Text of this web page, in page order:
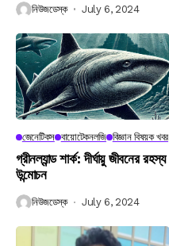
নিউজডেস্ক July 6, 2024
জেনেটিকস বায়োটেকনলজি বিজ্ঞান বিষয়ক খবর
গ্রীনল্যান্ড শার্ক: দীর্ঘায়ু জীবনের রহস্য
উন্মোচন
নিউজডেস্ক July 6, 2024